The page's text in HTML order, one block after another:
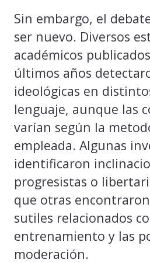
Sin embargo, el
ser nuevo. Diversos
académicos
últimos años
ideológicas en
lenguaje, aunque las
varían según la
empleada. Algunas
identificaron
progresistas o
que otras encontraron
sutiles relacionados
entrenamiento y las
moderación.